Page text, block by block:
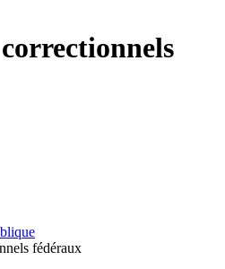
fédéraux